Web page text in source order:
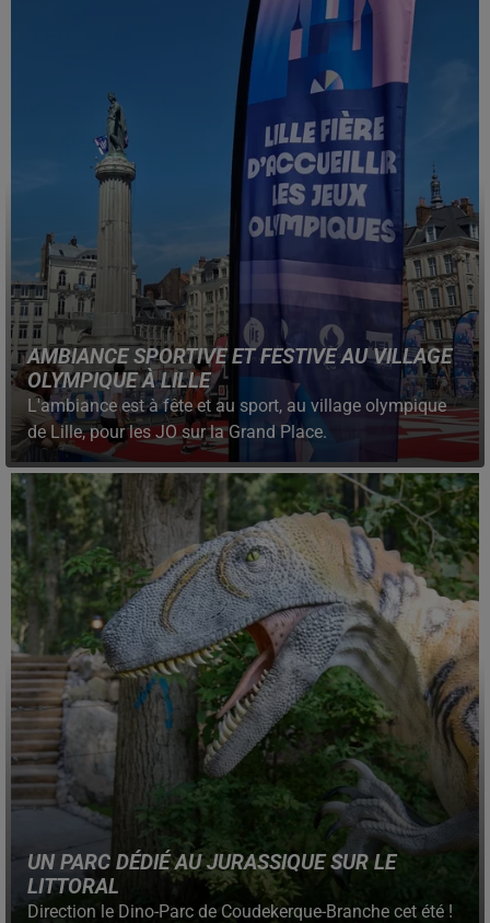
AMBIANCE SPORTIVE ET FESTIVE AU VILLAGE
OLYMPIQUE À LILLE
L'ambiance est à fête et au sport, au village olympique
de Lille, pour les JO sur la Grand Place.
UN PARC DÉDIÉ AU JURASSIQUE SUR LE
LITTORAL
Direction le Dino-Parc de Coudekerque-Branche cet été !